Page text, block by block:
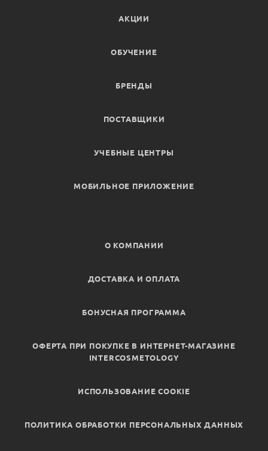
АКЦИИ
ОБУЧЕНИЕ
БРЕНДЫ
ПОСТАВЩИКИ
УЧЕБНЫЕ ЦЕНТРЫ
МОБИЛЬНОЕ ПРИЛОЖЕНИЕ
О КОМПАНИИ
ДОСТАВКА И ОПЛАТА
БОНУСНАЯ ПРОГРАММА
ОФЕРТА ПРИ ПОКУПКЕ В ИНТЕРНЕТ-МАГАЗИНЕ
INTERCOSMETOLOGY
ИСПОЛЬЗОВАНИЕ COOKIE
ПОЛИТИКА ОБРАБОТКИ ПЕРСОНАЛЬНЫХ ДАННЫХ